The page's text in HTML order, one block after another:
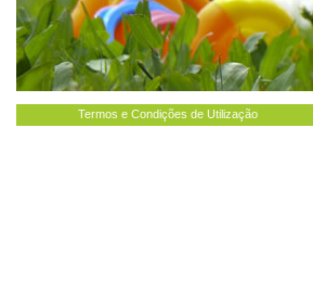
Termos e Condições de Utilização